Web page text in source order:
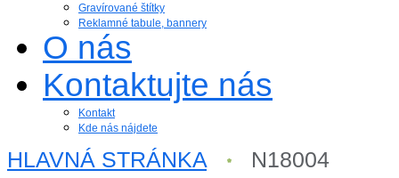
Gravírované štítky
Reklamné tabule, bannery
O nás
Kontaktujte nás
Kontakt
Kde nás nájdete
HLAVNÁ STRÁNKA
N18004